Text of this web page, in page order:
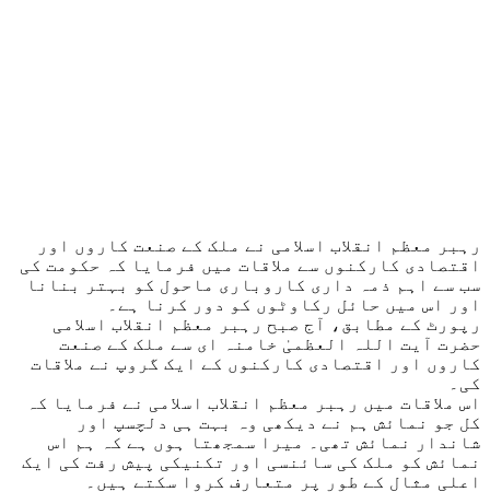
رہبر معظم انقلاب اسلامی نے ملک کے صنعت کاروں اور
اقتصادی کارکنوں سے ملاقات میں فرمایا کہ حکومت کی
سب سے اہم ذمہ داری کاروباری ماحول کو بہتر بنانا
اور اس میں حائل رکاوٹوں کو دور کرنا ہے۔
رپورٹ کے مطابق، آج صبح رہبر معظم انقلاب اسلامی
حضرت آیت اللہ العظمیٰ خامنہ ای سے ملک کے صنعت
کاروں اور اقتصادی کارکنوں کے ایک گروپ نے ملاقات
کی۔
اس ملاقات میں رہبر معظم انقلاب اسلامی نے فرمایا کہ
کل جو نمائش ہم نے دیکھی وہ بہت ہی دلچسپ اور
شاندار نمائش تھی۔ میرا سمجھتا ہوں ہے کہ ہم اس
نمائش کو ملک کی سائنسی اور تکنیکی پیش رفت کی ایک
اعلی مثال کے طور پر متعارف کروا سکتے ہیں۔